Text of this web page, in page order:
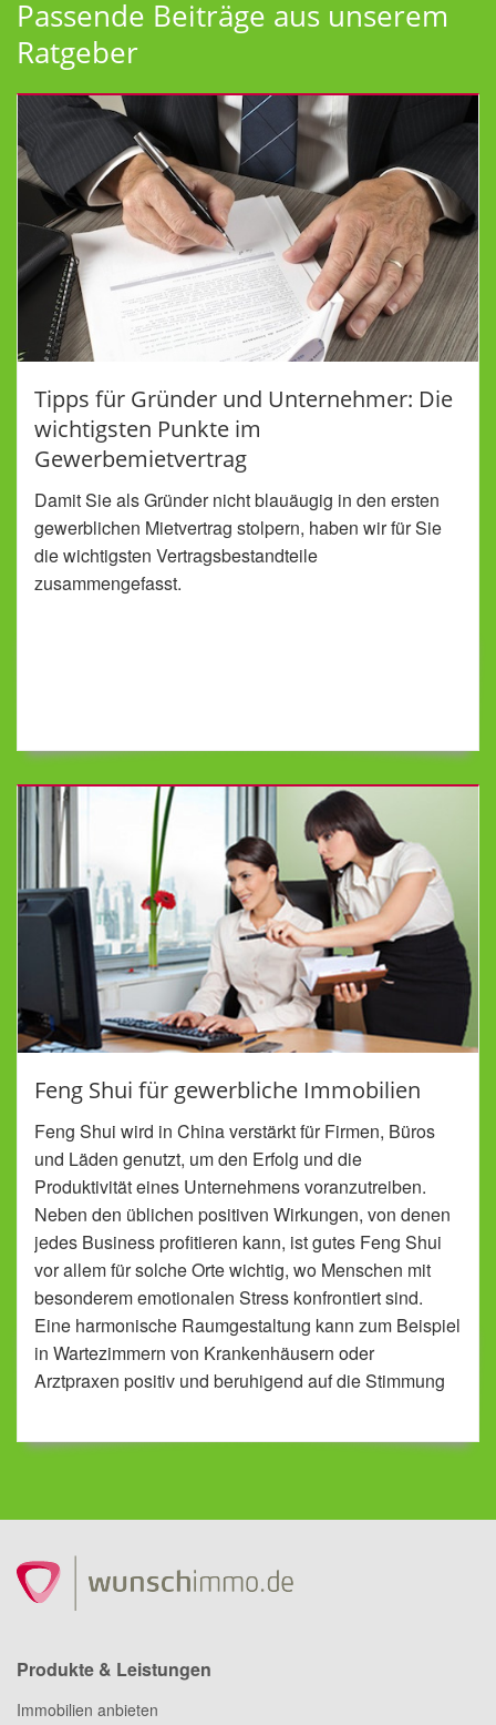
Passende Beiträge aus unserem
Ratgeber
Tipps für Gründer und Unternehmer: Die
wichtigsten Punkte im
Gewerbemietvertrag
Damit Sie als Gründer nicht blauäugig in den ersten
gewerblichen Mietvertrag stolpern, haben wir für Sie
die wichtigsten Vertragsbestandteile
zusammengefasst.
Feng Shui für gewerbliche Immobilien
Feng Shui wird in China verstärkt für Firmen, Büros
und Läden genutzt, um den Erfolg und die
Produktivität eines Unternehmens voranzutreiben.
Neben den üblichen positiven Wirkungen, von denen
jedes Business profitieren kann, ist gutes Feng Shui
vor allem für solche Orte wichtig, wo Menschen mit
besonderem emotionalen Stress konfrontiert sind.
Eine harmonische Raumgestaltung kann zum Beispiel
in Wartezimmern von Krankenhäusern oder
Arztpraxen positiv und beruhigend auf die Stimmung
Produkte & Leistungen
Immobilien anbieten